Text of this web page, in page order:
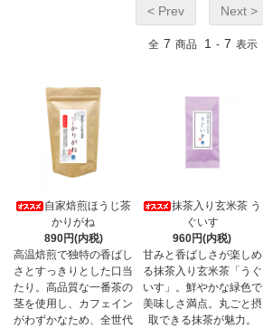
< Prev Next >
全 7 商品 1 - 7 表示
自家焙煎ほうじ茶
かりがね
890円(内税)
高温焙煎で独特の香ばし
さとすっきりとした口当
たり。高品質な一番茶の
茎を使用し、カフェイン
がわずかなため、全世代
抹茶入り玄米茶 う
ぐいす
960円(内税)
甘みと香ばしさが楽しめ
る抹茶入り玄米茶「うぐ
いす」。鮮やかな緑色で
美味しさ満点。丸ごと摂
取できる抹茶が魅力。